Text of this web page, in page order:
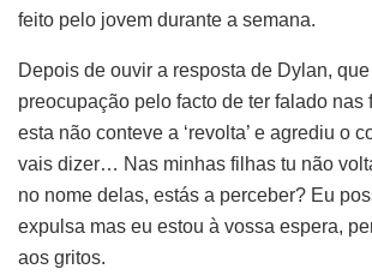
feito pelo jovem durante a semana.
Depois de ouvir a resposta de Dylan,
preocupação pelo facto de ter falado nas
esta não conteve a ‘revolta’ e agrediu o
vais dizer… Nas minhas filhas tu não
no nome delas, estás a perceber? Eu
expulsa mas eu estou à vossa espera,
aos gritos.